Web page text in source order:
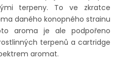
terpeny. To ve zkratce
daného konopného strainu
aroma je ale podpořeno
terpenů a cartridge
aromat.